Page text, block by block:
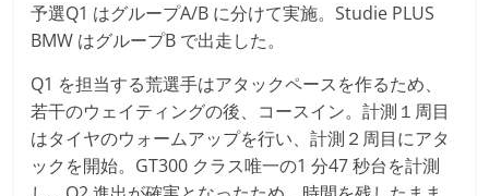
予選Q1 はグループA/B に分けて実施。Studie PLUS
BMW はグループB で出走した。
Q1 を担当する荒選手はアタックペースを作るため、
若干のウェイティングの後、コースイン。計測１周目
はタイヤのウォームアップを行い、計測２周目にアタ
ックを開始。GT300 クラス唯一の1 分47 秒台を計測